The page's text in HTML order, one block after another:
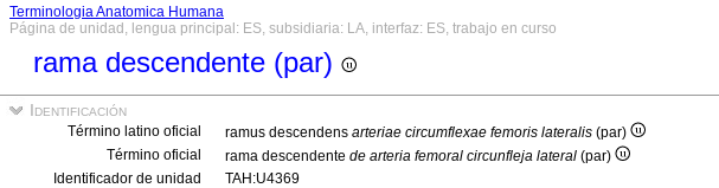
Terminologia Anatomica Humana
Página de unidad, lengua principal: ES, subsidiaria: LA, interfaz: ES, trabajo en curso
rama descendente (par)
Identificación
Término latino oficial ramus descendens arteriae circumflexae femoris lateralis (par)
Término oficial
rama descendente de arteria femoral circunfleja lateral (par)
Identificador de unidad
TAH:U4369